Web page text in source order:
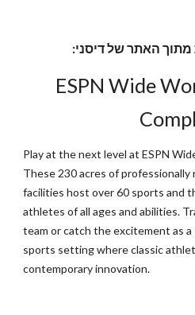
מתוך האתר של דיסני:
ESPN Wide
Play at the next level at ESPN
These 230 acres of
facilities host over 60 sports and
athletes of all ages and abilities.
team or catch the excitement as
sports setting where classic
contemporary innovation.